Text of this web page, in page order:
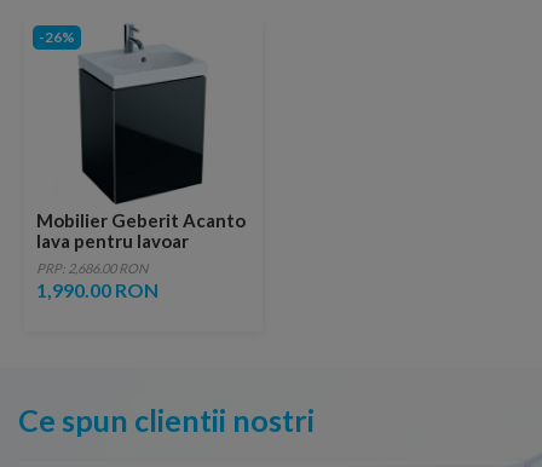
-26%
Mobilier Geberit Acanto
lava pentru lavoar
PRP: 2,686.00 RON
1,990.00 RON
Ce spun clientii nostri